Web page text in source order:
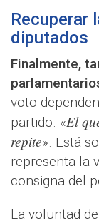
Recuperar
diputados
Finalmente,
voto
partido. «El
repite». Está
representa la
consigna del
La voluntad